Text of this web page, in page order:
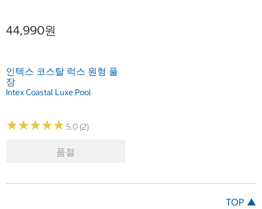
44,990원
인텍스 코스탈 럭스 원형 풀
장
Intex Coastal Luxe Pool
★★★★★
★★★★★ 5.0 (2)
품절
TOP ▲